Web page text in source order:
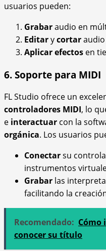
usuarios pueden:
Grabaraudio en
Editarycortar
Aplicar efectos en
6. Soporte para MIDI
FL Studio ofrece un
controladores MIDI, lo
e interactuar con la
orgánica. Los usuarios
Conectarsu
instrumentos
Grabar las
facilitando la
Recomendado: Cómo
conocer su título